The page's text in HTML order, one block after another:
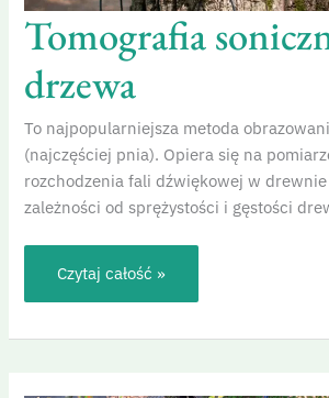
Tomografia
drzewa
To najpopularniejsza metoda
(najczęściej pnia). Opiera się na
rozchodzenia fali dźwiękowej w
zależności od sprężystości i gęstości
Czytaj całość »